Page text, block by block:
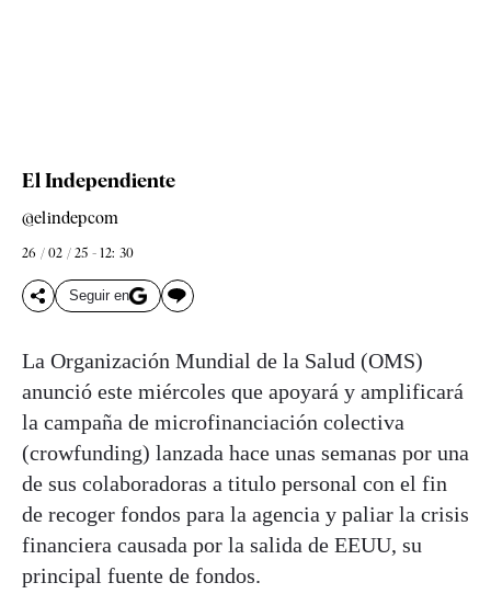
El Independiente
@elindepcom
26 / 02 / 25 - 12: 30
Seguir en
La Organización Mundial de la Salud (OMS)
anunció este miércoles que apoyará y amplificará
la campaña de microfinanciación colectiva
(crowfunding) lanzada hace unas semanas por una
de sus colaboradoras a titulo personal con el fin
de recoger fondos para la agencia y paliar la crisis
financiera causada por la salida de EEUU, su
principal fuente de fondos.